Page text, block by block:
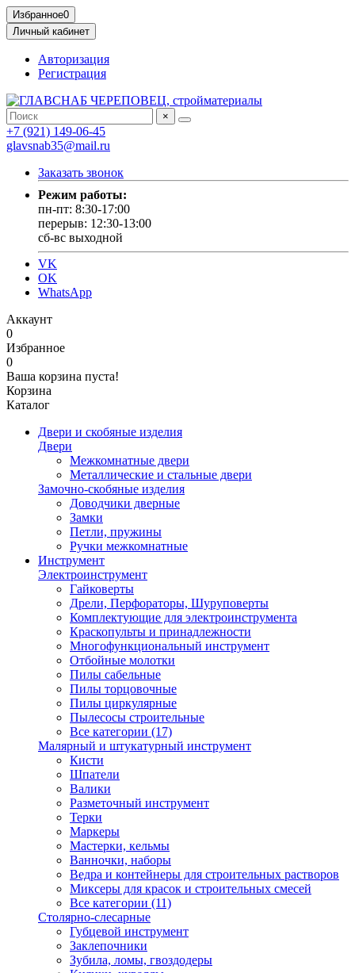
Избранное0
Личный кабинет
Авторизация
Регистрация
×
+7 (921) 149-06-45
glavsnab35@mail.ru
Заказать звонок
Режим работы:
пн-пт: 8:30-17:00
перерыв: 12:30-13:00
сб-вс выходной
VK
OK
WhatsApp
Аккаунт
0
Избранное
0
Ваша корзина пуста!
Корзина
Каталог
Двери и скобяные изделия
Двери
Межкомнатные двери
Металлические и стальные двери
Замочно-скобяные изделия
Доводчики дверные
Замки
Петли, пружины
Ручки межкомнатные
Инструмент
Электроинструмент
Гайковерты
Дрели, Перфораторы, Шуруповерты
Комплектующие для электроинструмента
Краскопульты и принадлежности
Многофункциональный инструмент
Отбойные молотки
Пилы сабельные
Пилы торцовочные
Пилы циркулярные
Пылесосы строительные
Все категории (17)
Малярный и штукатурный инструмент
Кисти
Шпатели
Валики
Разметочный инструмент
Терки
Маркеры
Мастерки, кельмы
Ванночки, наборы
Ведра и контейнеры для строительных растворов
Миксеры для красок и строительных смесей
Все категории (11)
Столярно-слесарные
Губцевой инструмент
Заклепочники
Зубила, ломы, гвоздодеры